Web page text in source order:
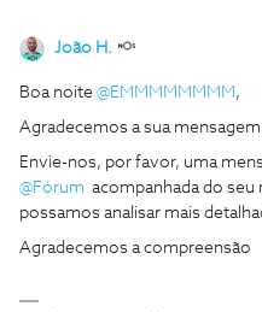
João H.
Boa noite @EMMMMMMMM ,
Agradecemos a sua
Envie-nos, por favor, uma
@Fórum acompanhada do seu
possamos analisar mais
Agradecemos a compreensão